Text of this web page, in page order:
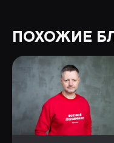
ПОХОЖИЕ